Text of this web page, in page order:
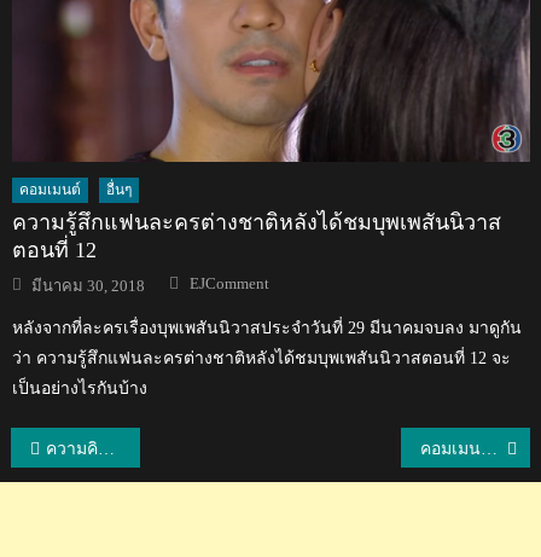
คอมเมนต์ อื่นๆ
ความรู้สึกแฟนละครต่างชาติหลังได้ชมบุพเพสันนิวาส
ตอนที่ 12
Posted
on
มีนาคม 30, 2018 Author
EJComment
หลังจากที่ละครเรื่องบุพเพสันนิวาสประจำวันที่ 29 มีนาคมจบลง มาดูกัน
ว่า ความรู้สึกแฟนละครต่างชาติหลังได้ชมบุพเพสันนิวาสตอนที่ 12 จะ
เป็นอย่างไรกันบ้าง
แนะแนว
ความคิดเห็นชาวต่างชาติเกี่ยวกับวัดร่องขุนจังหวัดเชียงราย คอมเมนต์แฟนบอลเมียนมาทีมโปลิส เทโร มาต้อนรับอ่อง ทู ที่สนามบินดอนเมือง